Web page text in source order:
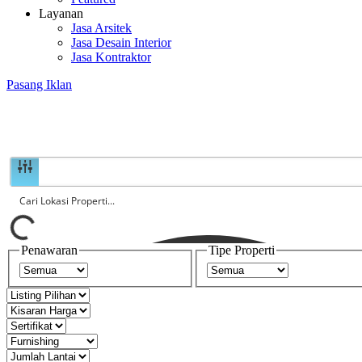
Layanan
Jasa Arsitek
Jasa Desain Interior
Jasa Kontraktor
Pasang Iklan
Penawaran Tipe Properti